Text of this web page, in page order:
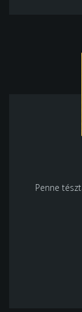
Penne